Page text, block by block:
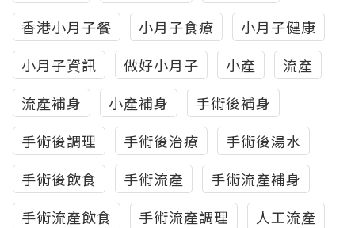
香港小月子餐
小月子食療
小月子健康
小月子資訊
做好小月子 小產
流產
流產補身
小產補身
手術後補身
手術後調理
手術後治療
手術後湯水
手術後飲食
手術流產
手術流產補身
手術流產飲食
手術流產調理
人工流產